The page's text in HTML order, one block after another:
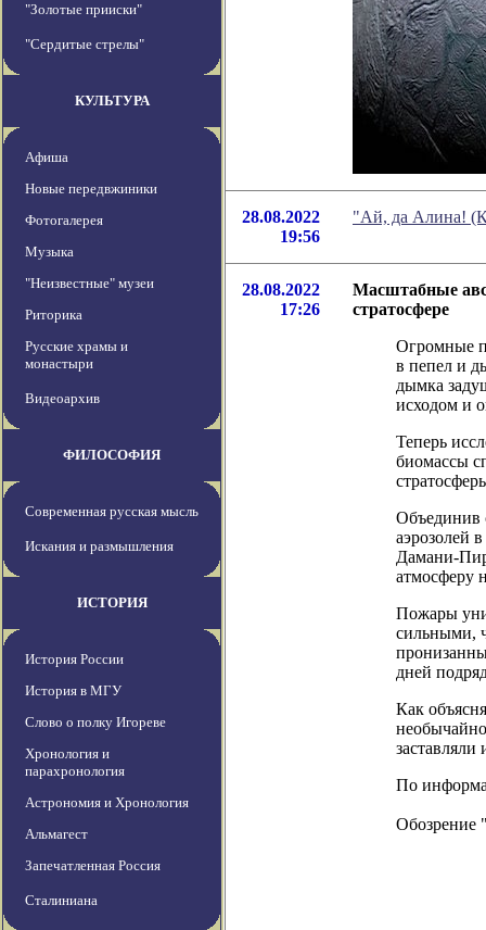
"Золотые прииски"
"Сердитые стрелы"
КУЛЬТУРА
Афиша
Новые передвжиники
Фотогалерея
Музыка
"Неизвестные" музеи
Риторика
Русские храмы и
монастыри
Видеоархив
ФИЛОСОФИЯ
Современная русская мысль
Искания и размышления
ИСТОРИЯ
История России
История в МГУ
Слово о полку Игореве
Хронология и
парахронология
Астрономия и Хронология
Альмагест
Запечатленная Россия
Сталиниана
28.08.2022
19:56
"Ай, да Алина!
28.08.2022
17:26
Масштабные
стратосфере
Огромные
в пепел и
дымка
исходом и
Теперь
биомассы
Объединив
аэрозолей
Дамани-
атмосферу
Пожары
сильными,
дней
Как
По
Обозрение